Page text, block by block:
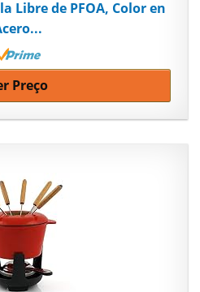
Libre de PFOA, Color en
Preço